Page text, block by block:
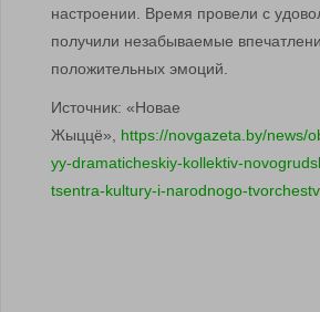
настроении. Время провели с
получили незабываемые
положительных эмоций.
Источник: «Новае
Жыццё», https://novgazeta.by/news/
yy-dramaticheskiy-kollektiv-
tsentra-kultury-i-narodnogo-